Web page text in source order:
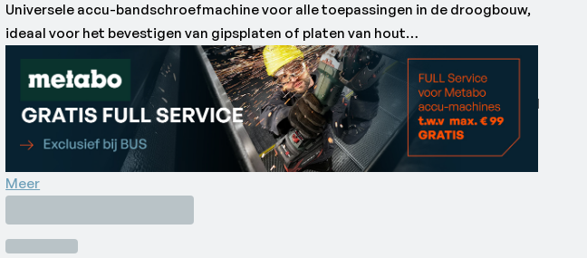
Universele accu-bandschroefmachine voor alle toepassingen in de droogbouw,
ideaal voor het bevestigen van gipsplaten of platen van hout
Autostart: de schroevendraaier start automatisch bij het aandrukken, dat is pas
efficiënt werken
Unieke Metabo brushless-motor voor snel werken en maximale efficiëntie, ideaal
voor het seriematig bevestigen plaatmateriaal
Lichte, handige schroevendraaier in een ergonomische uitvoering voor een
exacte geleiding en krachtoverdracht in de schroefas
Compacte en lichte constructie voor comfortabele bediening met één hand
Inschakelbare "Impuls"-functie voor het exact verzinken van uitstekende
schroeven zonder de diepte-aanslag te hoeven verwijderen
Meer